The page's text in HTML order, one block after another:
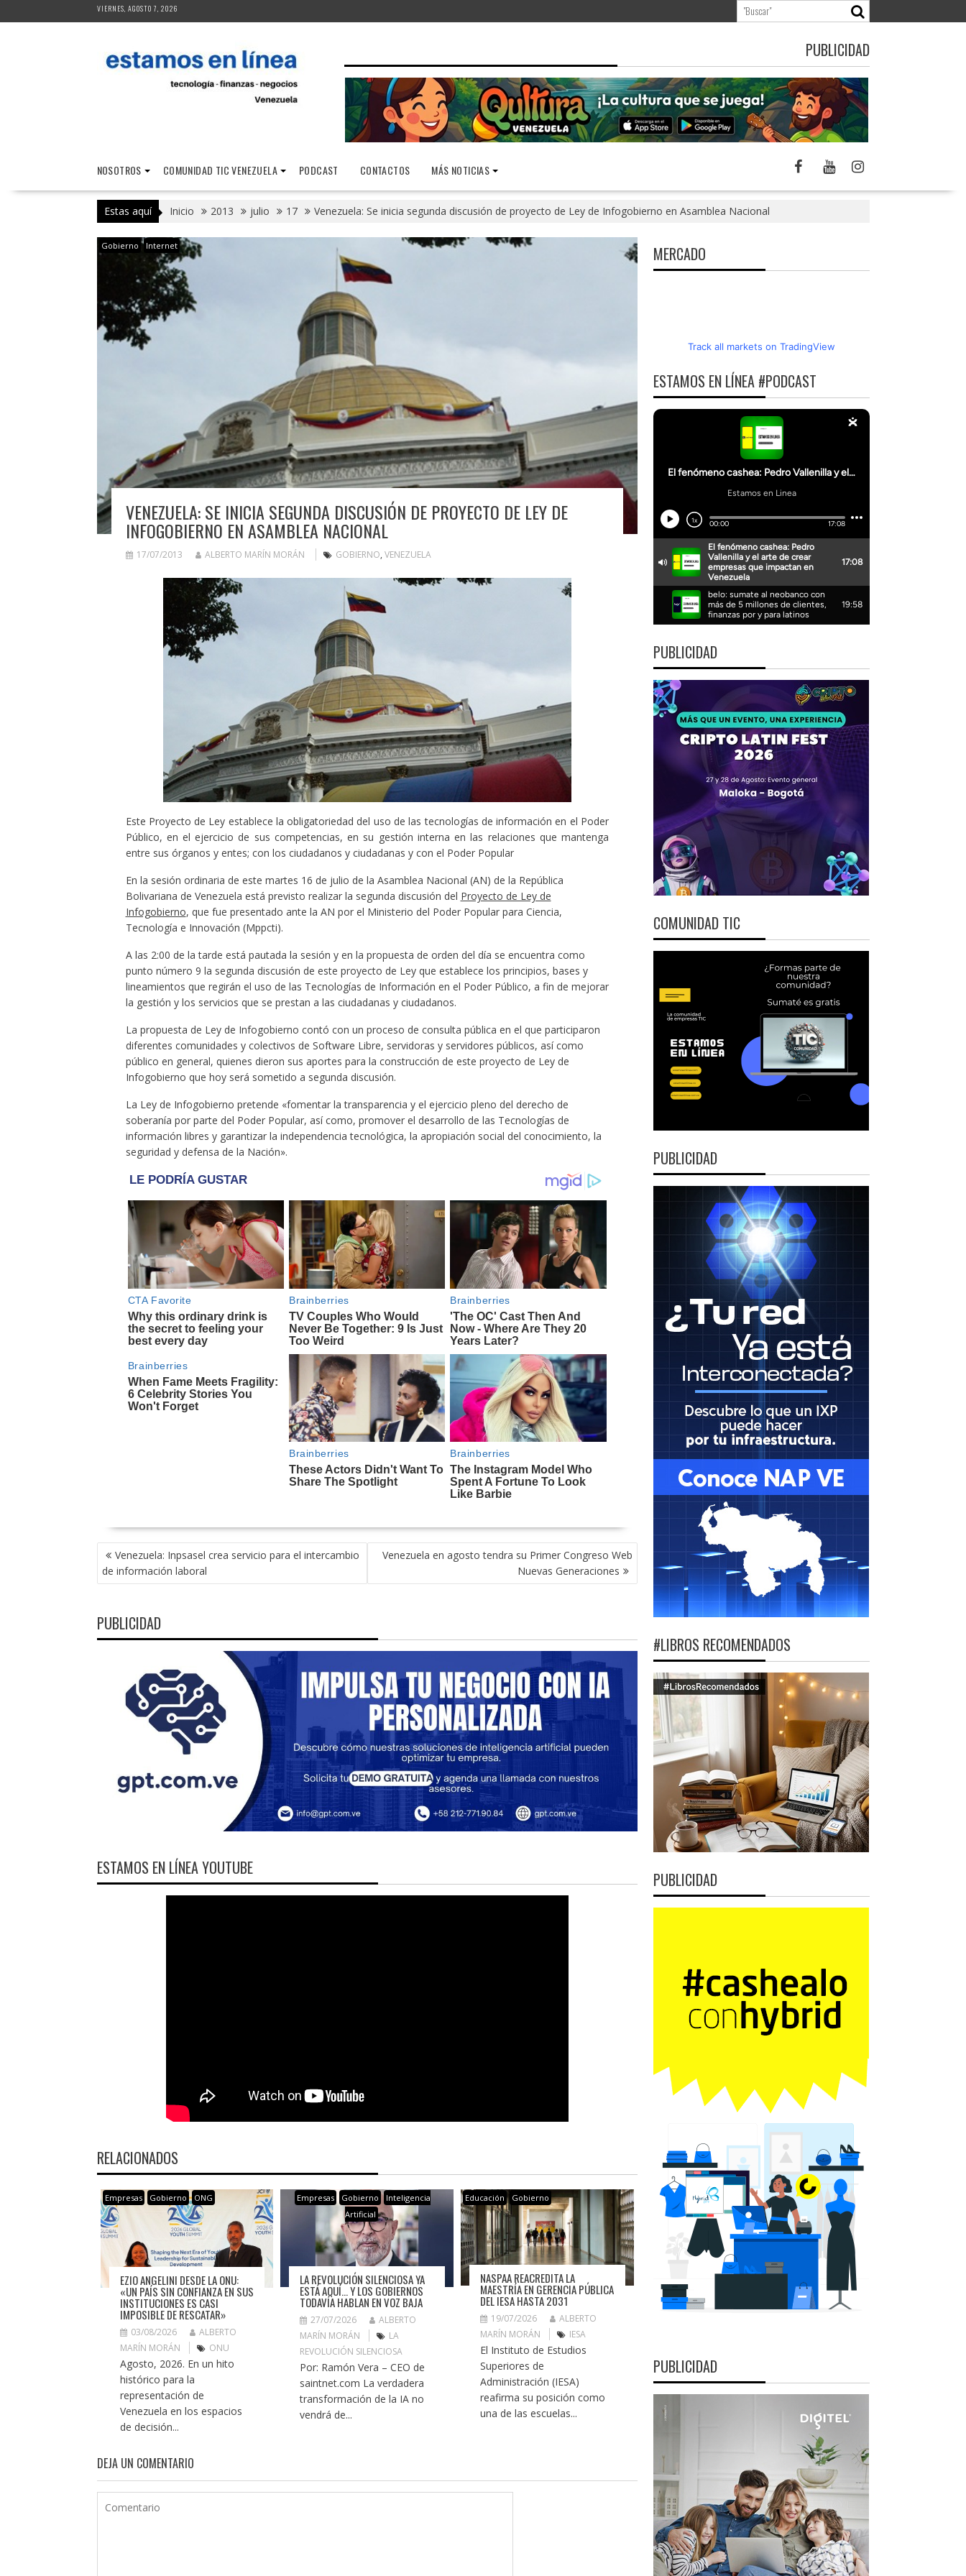
al
VIERNES, AGOSTO 7, 2026
PUBLICIDAD
NOSOTROS COMUNIDAD TIC VENEZUELA PODCAST CONTACTOS MÁS NOTICIAS
Estas aquí Inicio 2013 julio 17 Venezuela: Se inicia segunda discusión de proyecto de Ley de Infogobierno en Asamblea Nacional
Gobierno Internet
VENEZUELA: SE INICIA SEGUNDA DISCUSIÓN DE PROYECTO DE LEY DE
INFOGOBIERNO EN ASAMBLEA NACIONAL
17/07/2013 ALBERTO MARÍN MORÁN GOBIERNO, VENEZUELA
Este Proyecto de Ley establece la obligatoriedad del uso de las tecnologías de información en el Poder
Público, en el ejercicio de sus competencias, en su gestión interna en las relaciones que mantenga
entre sus órganos y entes; con los ciudadanos y ciudadanas y con el Poder Popular
En la sesión ordinaria de este martes 16 de julio de la Asamblea Nacional (AN) de la República
Bolivariana de Venezuela está previsto realizar la segunda discusión del Proyecto de Ley de
Infogobierno, que fue presentado ante la AN por el Ministerio del Poder Popular para Ciencia,
Tecnología e Innovación (Mppcti).
A las 2:00 de la tarde está pautada la sesión y en la propuesta de orden del día se encuentra como
punto número 9 la segunda discusión de este proyecto de Ley que establece los principios, bases y
lineamientos que regirán el uso de las Tecnologías de Información en el Poder Público, a fin de mejorar
la gestión y los servicios que se prestan a las ciudadanas y ciudadanos.
La propuesta de Ley de Infogobierno contó con un proceso de consulta pública en el que participaron
diferentes comunidades y colectivos de Software Libre, servidoras y servidores públicos, así como
público en general, quienes dieron sus aportes para la construcción de este proyecto de Ley de
Infogobierno que hoy será sometido a segunda discusión.
La Ley de Infogobierno pretende «fomentar la transparencia y el ejercicio pleno del derecho de
soberanía por parte del Poder Popular, así como, promover el desarrollo de las Tecnologías de
información libres y garantizar la independencia tecnológica, la apropiación social del conocimiento, la
seguridad y defensa de la Nación».
NAVEGACIÓN
DE
ENTRADAS
Venezuela: Inpsasel crea servicio para el intercambio
de información laboral
Venezuela en agosto tendra su Primer Congreso Web
Nuevas Generaciones
PUBLICIDAD
ESTAMOS EN LÍNEA YOUTUBE
RELACIONADOS
Empresas Gobierno ONG
EZIO ANGELINI DESDE LA ONU:
«UN PAÍS SIN CONFIANZA EN SUS
INSTITUCIONES ES CASI
IMPOSIBLE DE RESCATAR»
03/08/2026
ALBERTO
MARÍN MORÁN
ONU
Agosto, 2026. En un hito
histórico para la
representación de
Venezuela en los espacios
de decisión...
Empresas Gobierno
Inteligencia
Artificial
LA REVOLUCIÓN SILENCIOSA YA
ESTÁ AQUÍ… Y LOS GOBIERNOS
TODAVÍA HABLAN EN VOZ BAJA
27/07/2026
ALBERTO
MARÍN MORÁN
LA
REVOLUCIÓN SILENCIOSA
Por: Ramón Vera – CEO de
saintnet.com La verdadera
transformación de la IA no
vendrá de...
Educación Gobierno
NASPAA REACREDITA LA
MAESTRÍA EN GERENCIA PÚBLICA
DEL IESA HASTA 2031
19/07/2026
ALBERTO
MARÍN MORÁN
IESA
El Instituto de Estudios
Superiores de
Administración (IESA)
reafirma su posición como
una de las escuelas...
DEJA UN COMENTARIO
MERCADO
Track all markets on TradingView
ESTAMOS EN LÍNEA #PODCAST
PUBLICIDAD
COMUNIDAD TIC
PUBLICIDAD
#LIBROS RECOMENDADOS
PUBLICIDAD
PUBLICIDAD